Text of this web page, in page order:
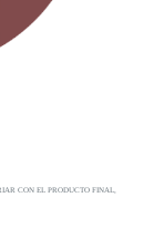
CON EL PRODUCTO FINAL,